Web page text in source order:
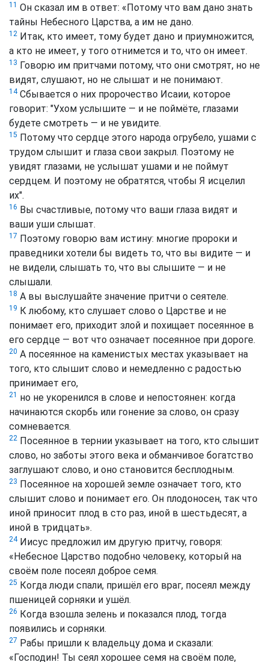
11 Он сказал им в ответ: «Потому что вам дано знать
тайны Небесного Царства, а им не дано.
12 Итак, кто имеет, тому будет дано и приумножится,
а кто не имеет, у того отнимется и то, что он имеет.
13 Говорю им притчами потому, что они смотрят, но не
видят, слушают, но не слышат и не понимают.
14Сбывается о них пророчество Исаии, которое
говорит: "Ухом услышите — и не поймёте, глазами
будете смотреть — и не увидите.
15 Потому что сердце этого народа огрубело, ушами с
трудом слышит и глаза свои закрыл. Поэтому не
увидят глазами, не услышат ушами и не поймут
сердцем. И поэтому не обратятся, чтобы Я исцелил
их".
16 Вы счастливые, потому что ваши глаза видят и
ваши уши слышат.
17 Поэтому говорю вам истину: многие пророки и
праведники хотели бы видеть то, что вы видите — и
не видели, слышать то, что вы слышите — и не
слышали.
18 А вы выслушайте значение притчи о сеятеле.
19 К любому, кто слушает слово о Царстве и не
понимает его, приходит злой и похищает посеянное в
его сердце — вот что означает посеянное при дороге.
20 А посеянное на каменистых местах указывает на
того, кто слышит слово и немедленно с радостью
принимает его,
21 но не укоренился в слове и непостоянен: когда
начинаются скорбь или гонение за слово, он сразу
сомневается.
22 Посеянное в тернии указывает на того, кто слышит
слово, но заботы этого века и обманчивое богатство
заглушают слово, и оно становится бесплодным.
23 Посеянное на хорошей земле означает того, кто
слышит слово и понимает его. Он плодоносен, так что
иной приносит плод в сто раз, иной в шестьдесят, а
иной в тридцать».
24Иисус предложил им другую притчу, говоря:
«Небесное Царство подобно человеку, который на
своём поле посеял доброе семя.
25 Когда люди спали, пришёл его враг, посеял между
пшеницей сорняки и ушёл.
26 Когда взошла зелень и показался плод, тогда
появились и сорняки.
27 Рабы пришли к владельцу дома и сказали:
«Господин! Ты сеял хорошее семя на своём поле,